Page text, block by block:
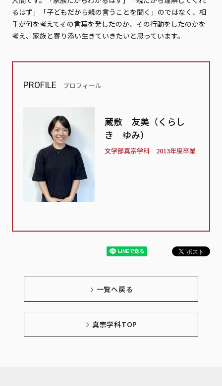
るはず」「子どもだから親の言うことを聞く」のではなく、相
手が何を考えてその言葉を発したのか、その行動をしたのかを
考え、家族と寄り添い生きていきたいと思っています。
PROFILE プロフィール
蔵敷 友美（くらし
き ゆみ）
文学部真宗学科 2013年度卒業
一覧へ戻る
真宗学科TOP